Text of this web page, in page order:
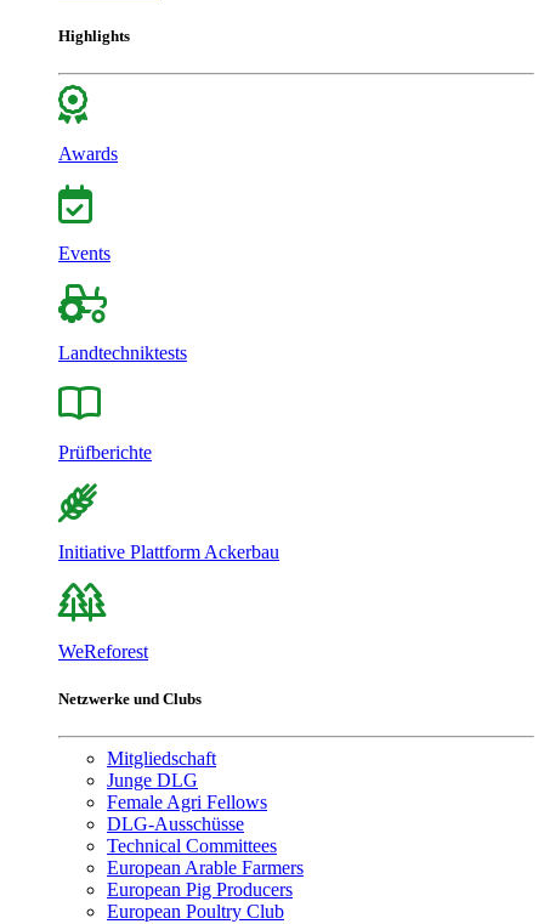
Highlights
Awards
Events
Landtechniktests
Prüfberichte
Initiative Plattform Ackerbau
WeReforest
Netzwerke und Clubs
Mitgliedschaft
Junge DLG
Female Agri Fellows
DLG-Ausschüsse
Technical Committees
European Arable Farmers
European Pig Producers
European Poultry Club